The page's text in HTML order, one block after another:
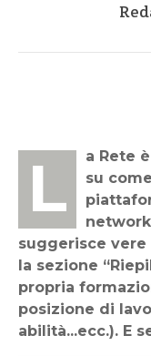
La Rete è pieza zeppa di informazioni
su
suggerisce
la sezione
propria
posizione di
abilità...ecc.). E